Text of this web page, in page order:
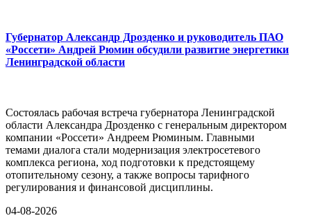
Губернатор Александр Дрозденко и руководитель ПАО
«Россети» Андрей Рюмин обсудили развитие энергетики
Ленинградской области
Состоялась рабочая встреча губернатора Ленинградской
области Александра Дрозденко с генеральным директором
компании «Россети» Андреем Рюминым. Главными
темами диалога стали модернизация электросетевого
комплекса региона, ход подготовки к предстоящему
отопительному сезону, а также вопросы тарифного
регулирования и финансовой дисциплины.
04-08-2026